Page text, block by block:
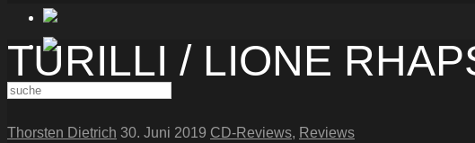
TURILLI / LIONE
Thorsten Dietrich 30. Juni 2019 CD-Reviews, Reviews